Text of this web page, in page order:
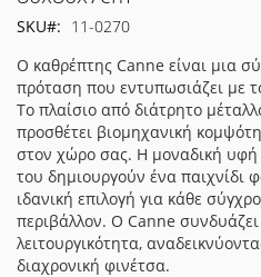
αρχή
της
εικόνων
SKU
11-0270
Ο καθρέπτης Canne είναι μια
πρόταση που εντυπωσιάζει με
Το πλαίσιο από διάτρητο
προσθέτει βιομηχανική
στον χώρο σας. Η μοναδική υφή
του δημιουργούν ένα παιχνίδι
ιδανική επιλογή για κάθε
περιβάλλον. Ο Canne συνδυάζει
λειτουργικότητα,
διαχρονική φινέτσα.